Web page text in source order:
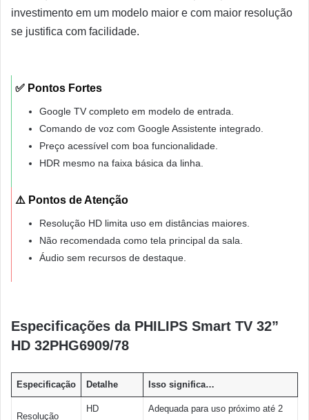
investimento em um modelo maior e com maior resolução
se justifica com facilidade.
✅ Pontos Fortes
Google TV completo em modelo de entrada.
Comando de voz com Google Assistente integrado.
Preço acessível com boa funcionalidade.
HDR mesmo na faixa básica da linha.
⚠️ Pontos de Atenção
Resolução HD limita uso em distâncias maiores.
Não recomendada como tela principal da sala.
Áudio sem recursos de destaque.
Especificações da PHILIPS Smart TV 32”
HD 32PHG6909/78
Especificação Detalhe Isso significa…
Resolução
HD
Adequada para uso próximo até 2